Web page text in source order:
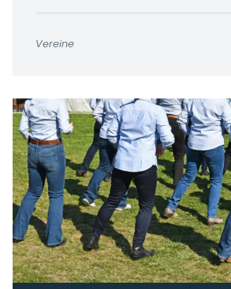
Vereine